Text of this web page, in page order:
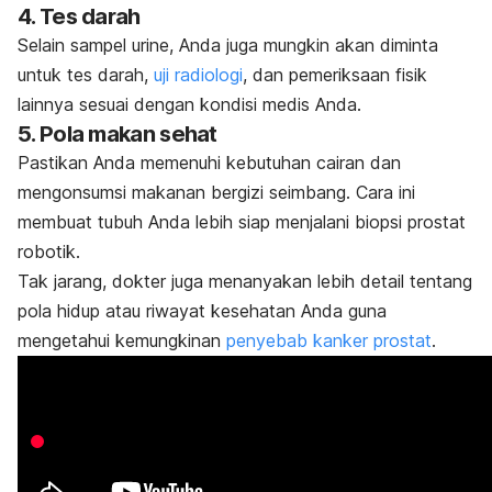
4. Tes darah
Selain sampel urine, Anda juga mungkin akan diminta
untuk tes darah, uji radiologi, dan pemeriksaan fisik
lainnya sesuai dengan kondisi medis Anda.
5. Pola makan sehat
Pastikan Anda memenuhi kebutuhan cairan dan
mengonsumsi makanan bergizi seimbang. Cara ini
membuat tubuh Anda lebih siap menjalani biopsi prostat
robotik.
Tak jarang, dokter juga menanyakan lebih detail tentang
pola hidup atau riwayat kesehatan Anda guna
mengetahui kemungkinan penyebab kanker prostat.